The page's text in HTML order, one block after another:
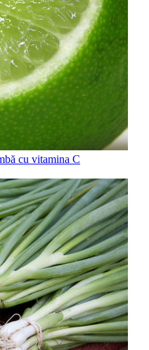
cu vitamina C